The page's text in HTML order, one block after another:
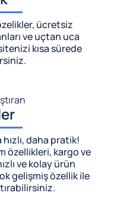
ücretsiz
ve uçtan uca
kısa sürede
daha pratik!
özellikleri, kargo ve
ve kolay ürün
gelişmiş özellik ile